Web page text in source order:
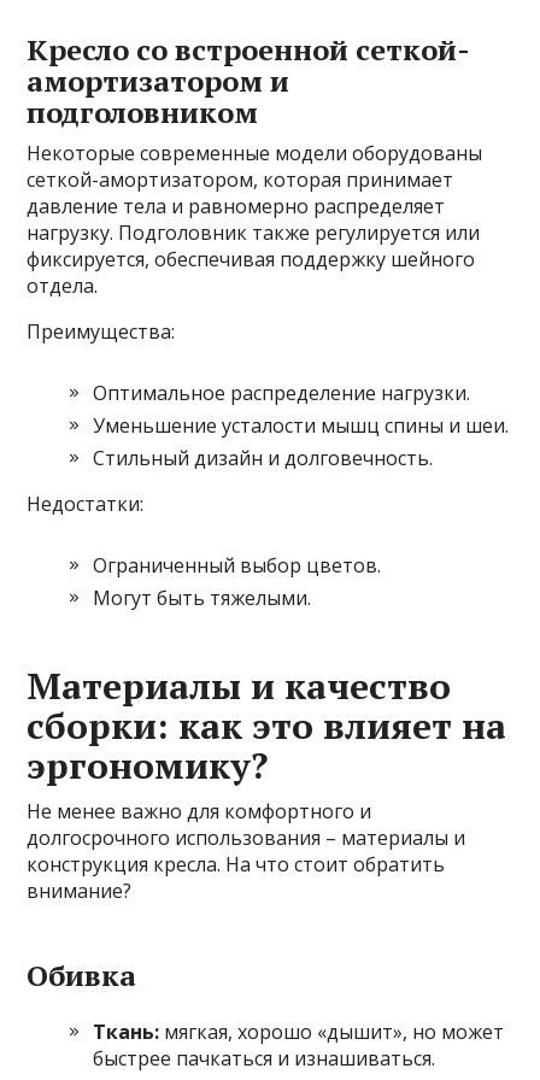
Кресло со встроенной сеткой-
амортизатором и
подголовником
Некоторые современные модели оборудованы
сеткой-амортизатором, которая принимает
давление тела и равномерно распределяет
нагрузку. Подголовник также регулируется или
фиксируется, обеспечивая поддержку шейного
отдела.
Преимущества:
Оптимальное распределение нагрузки.
Уменьшение усталости мышц спины и шеи.
Стильный дизайн и долговечность.
Недостатки:
Ограниченный выбор цветов.
Могут быть тяжелыми.
Материалы и качество
сборки: как это влияет на
эргономику?
Не менее важно для комфортного и
долгосрочного использования – материалы и
конструкция кресла. На что стоит обратить
внимание?
Обивка
Ткань: мягкая, хорошо «дышит», но может
быстрее пачкаться и изнашиваться.